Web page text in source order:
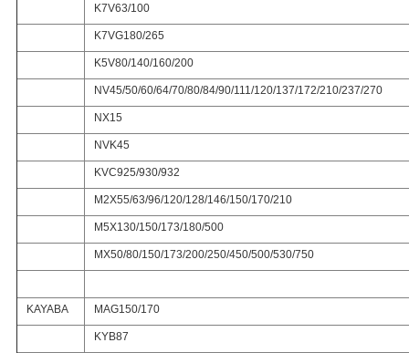
K7V63/100
K7VG180/265
K5V80/140/160/200
NV45/50/60/64/70/80/84/90/111/120/137/172/210/237/270
NX15
NVK45
KVC925/930/932
M2X55/63/96/120/128/146/150/170/210
M5X130/150/173/180/500
MX50/80/150/173/200/250/450/500/530/750
KAYABA MAG150/170
KYB87